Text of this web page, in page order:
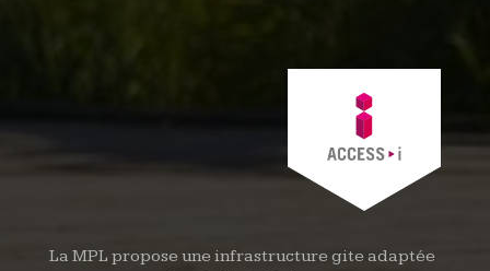
La MPL propose une infrastructure gite adaptée